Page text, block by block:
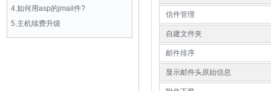
4.如何用asp的jmail件?
5.主机续费升级
信件管理
自建文件夹
邮件排序
显示邮件头原始信息